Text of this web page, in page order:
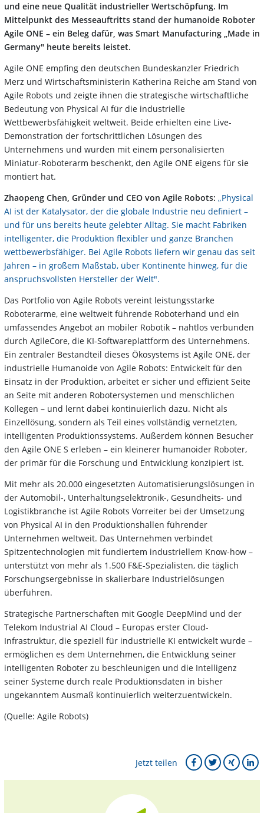
und eine neue Qualität industrieller Wertschöpfung. Im
Mittelpunkt des Messeauftritts stand der humanoide Roboter
Agile ONE – ein Beleg dafür, was Smart Manufacturing „Made in
Germany" heute bereits leistet.
Agile ONE empfing den deutschen Bundeskanzler Friedrich
Merz und Wirtschaftsministerin Katherina Reiche am Stand von
Agile Robots und zeigte ihnen die strategische wirtschaftliche
Bedeutung von Physical AI für die industrielle
Wettbewerbsfähigkeit weltweit. Beide erhielten eine Live-
Demonstration der fortschrittlichen Lösungen des
Unternehmens und wurden mit einem personalisierten
Miniatur-Roboterarm beschenkt, den Agile ONE eigens für sie
montiert hat.
Zhaopeng Chen, Gründer und CEO von Agile Robots: „Physical
AI ist der Katalysator, der die globale Industrie neu definiert –
und für uns bereits heute gelebter Alltag. Sie macht Fabriken
intelligenter, die Produktion flexibler und ganze Branchen
wettbewerbsfähiger. Bei Agile Robots liefern wir genau das seit
Jahren – in großem Maßstab, über Kontinente hinweg, für die
anspruchsvollsten Hersteller der Welt".
Das Portfolio von Agile Robots vereint leistungsstarke
Roboterarme, eine weltweit führende Roboterhand und ein
umfassendes Angebot an mobiler Robotik – nahtlos verbunden
durch AgileCore, die KI-Softwareplattform des Unternehmens.
Ein zentraler Bestandteil dieses Ökosystems ist Agile ONE, der
industrielle Humanoide von Agile Robots: Entwickelt für den
Einsatz in der Produktion, arbeitet er sicher und effizient Seite
an Seite mit anderen Robotersystemen und menschlichen
Kollegen – und lernt dabei kontinuierlich dazu. Nicht als
Einzellösung, sondern als Teil eines vollständig vernetzten,
intelligenten Produktionssystems. Außerdem können Besucher
den Agile ONE S erleben – ein kleinerer humanoider Roboter,
der primär für die Forschung und Entwicklung konzipiert ist.
Mit mehr als 20.000 eingesetzten Automatisierungslösungen in
der Automobil-, Unterhaltungselektronik-, Gesundheits- und
Logistikbranche ist Agile Robots Vorreiter bei der Umsetzung
von Physical AI in den Produktionshallen führender
Unternehmen weltweit. Das Unternehmen verbindet
Spitzentechnologien mit fundiertem industriellem Know-how –
unterstützt von mehr als 1.500 F&E-Spezialisten, die täglich
Forschungsergebnisse in skalierbare Industrielösungen
überführen.
Strategische Partnerschaften mit Google DeepMind und der
Telekom Industrial AI Cloud – Europas erster Cloud-
Infrastruktur, die speziell für industrielle KI entwickelt wurde –
ermöglichen es dem Unternehmen, die Entwicklung seiner
intelligenten Roboter zu beschleunigen und die Intelligenz
seiner Systeme durch reale Produktionsdaten in bisher
ungekanntem Ausmaß kontinuierlich weiterzuentwickeln.
(Quelle: Agile Robots)
Jetzt teilen